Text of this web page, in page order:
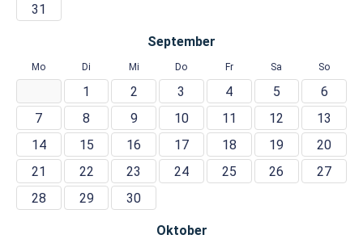
31
September
Mo Di Mi Do Fr Sa So
1 2 3 4 5
6
7
8 9 10 11 12
13
14
15 16 17 18 19
20
21
22 23 24 25 26
27
28
29 30
Oktober